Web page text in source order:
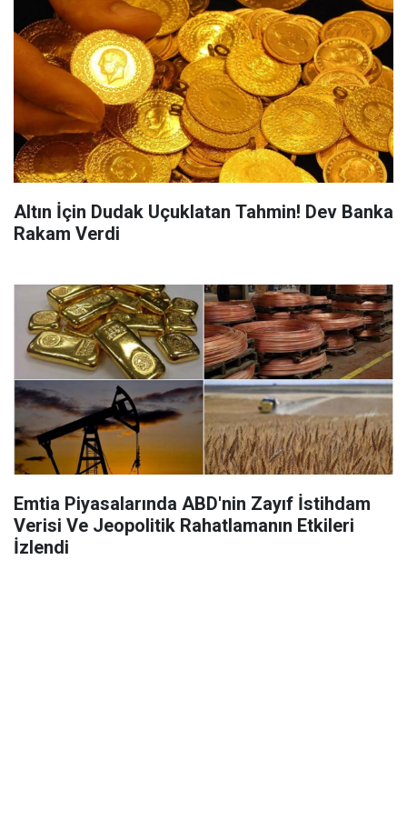
Altın İçin Dudak Uçuklatan Tahmin! Dev Banka
Rakam Verdi
Emtia Piyasalarında ABD'nin Zayıf İstihdam
Verisi Ve Jeopolitik Rahatlamanın Etkileri
İzlendi